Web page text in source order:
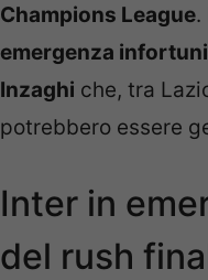
Champions League.
emergenza
Inzaghi che, tra
potrebbero essere
Inter in
del rush